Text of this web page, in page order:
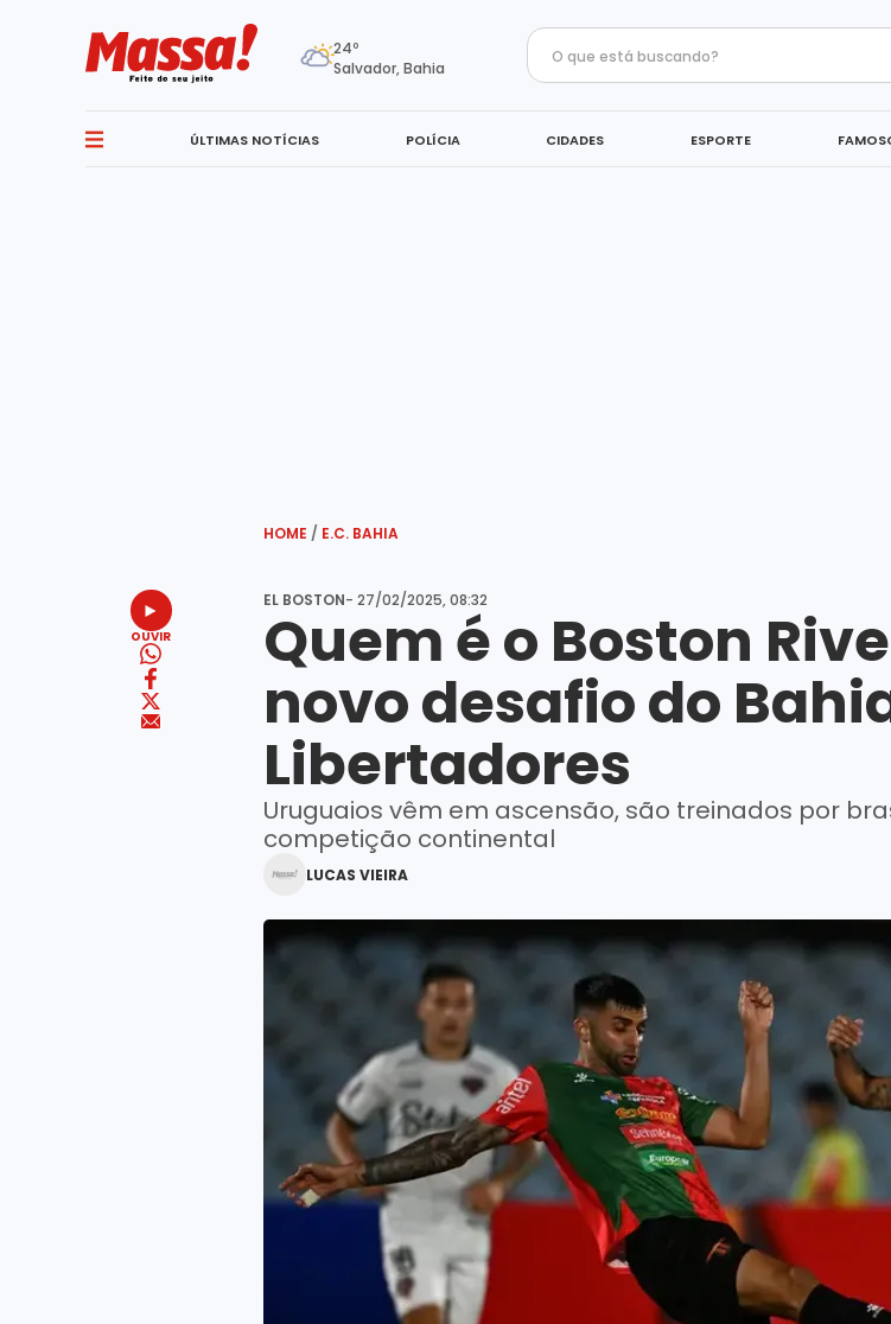
24º
Salvador, Bahia
ÚLTIMAS NOTÍCIAS POLÍCIA CIDADES ESPORTE
HOME / E.C. BAHIA
OUVIR
EL BOSTON- 27/02/2025, 08:32
Quem é o Boston
novo desafio do
Libertadores
Uruguaios vêm em ascensão, são treinados por
competição continental
LUCAS VIEIRA